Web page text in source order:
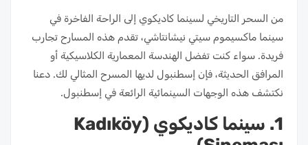
من السحر التاريخي لسينما كاديكوي إلى الراحة الفاخرة في
سينما ماكسيموم سيتي نيشانتاشي، تقدم هذه المسارح تجارب
فريدة. سواء كنت تفضل الهندسة المعمارية الكلاسيكية أو
المرافق الحديثة، فإن إسطنبول لديها المسرح المثالي لك. دعنا
نكتشف هذه الوجهات السينمائية الرائعة في إسطنبول.
1. سينما كاديكوي (Kadıköy